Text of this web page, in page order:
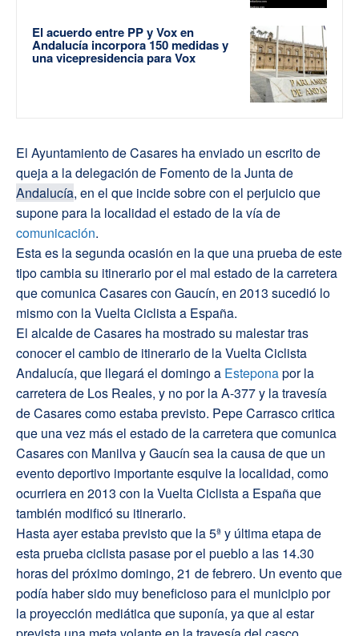
El acuerdo entre PP y Vox en
Andalucía incorpora 150 medidas y
una vicepresidencia para Vox
El Ayuntamiento de Casares ha enviado un escrito de
queja a la delegación de Fomento de la Junta de
Andalucía, en el que incide sobre con el perjuicio que
supone para la localidad el estado de la vía de
comunicación.
Esta es la segunda ocasión en la que una prueba de este
tipo cambia su itinerario por el mal estado de la carretera
que comunica Casares con Gaucín, en 2013 sucedió lo
mismo con la Vuelta Ciclista a España.
El alcalde de Casares ha mostrado su malestar tras
conocer el cambio de itinerario de la Vuelta Ciclista
Andalucía, que llegará el domingo a Esteponapor la
carretera de Los Reales, y no por la A-377 y la travesía
de Casares como estaba previsto. Pepe Carrasco critica
que una vez más el estado de la carretera que comunica
Casares con Manilva y Gaucín sea la causa de que un
evento deportivo importante esquive la localidad, como
ocurriera en 2013 con la Vuelta Ciclista a España que
también modificó su itinerario.
Hasta ayer estaba previsto que la 5ª y última etapa de
esta prueba ciclista pasase por el pueblo a las 14.30
horas del próximo domingo, 21 de febrero. Un evento que
podía haber sido muy beneficioso para el municipio por
la proyección mediática que suponía, ya que al estar